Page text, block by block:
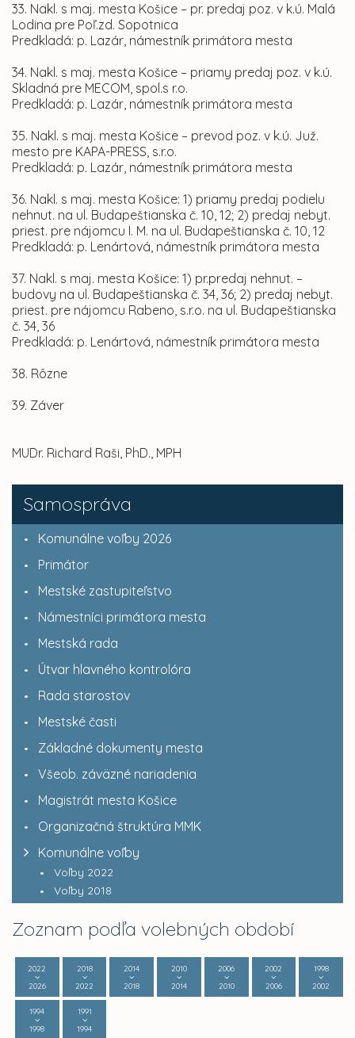
Samospráva
Komunálne voľby 2026
Primátor
Mestské zastupiteľstvo
Námestníci primátora mesta
Mestská rada
Útvar hlavného kontrolóra
Rada starostov
Mestské časti
Základné dokumenty mesta
Všeob. záväzné nariadenia
Magistrát mesta Košice
Organizačná štruktúra MMK
Komunálne voľby
Voľby 2022
Voľby 2018
Zoznam podľa volebných období
2022
2026
2018
2022
2014
2018
2010
2014
2006
2010
2002
2006
1998
2002
1994
1998
1991
1994
33. Nakl. s maj. mesta Košice – pr. predaj poz. v k.ú. Malá
Lodina pre Poľ.zd. Sopotnica
Predkladá: p. Lazár, námestník primátora mesta
34. Nakl. s maj. mesta Košice – priamy predaj poz. v k.ú.
Skladná pre MECOM, spol.s r.o.
Predkladá: p. Lazár, námestník primátora mesta
35. Nakl. s maj. mesta Košice – prevod poz. v k.ú. Juž.
mesto pre KAPA-PRESS, s.r.o.
Predkladá: p. Lazár, námestník primátora mesta
36. Nakl. s maj. mesta Košice: 1) priamy predaj podielu
nehnut. na ul. Budapeštianska č. 10, 12; 2) predaj nebyt.
priest. pre nájomcu I. M. na ul. Budapeštianska č. 10, 12
Predkladá: p. Lenártová, námestník primátora mesta
37. Nakl. s maj. mesta Košice: 1) pr.predaj nehnut. –
budovy na ul. Budapeštianska č. 34, 36; 2) predaj nebyt.
priest. pre nájomcu Rabeno, s.r.o. na ul. Budapeštianska
č. 34, 36
Predkladá: p. Lenártová, námestník primátora mesta
38. Rôzne
39. Záver
MUDr. Richard Raši, PhD., MPH